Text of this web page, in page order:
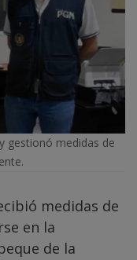
gestionó medidas de
medidas de
en la
de la